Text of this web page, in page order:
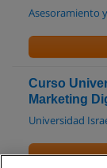
Asesoramiento
Curso
Marketing
Universidad